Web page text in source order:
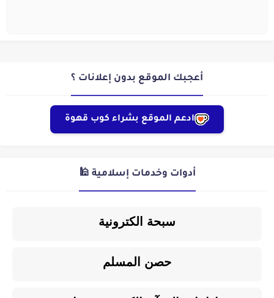
أعجبك الموقع بدون إعلانات ؟
ادعم الموقع بشراء كوب قهوة
أدوات وخدمات إسلامية 🕌
سبحة الكترونية
حصن المسلم